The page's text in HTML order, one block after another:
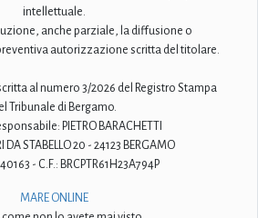
intellettuale.
anche parziale, la diffusione o
autorizzazione scritta del titolare.
al numero 3/2026 del Registro Stampa
Tribunale di Bergamo.
PIETRO BARACHETTI
DA STABELLO 20 - 24123 BERGAMO
- C.F.: BRCPTR61H23A794P
MARE ONLINE